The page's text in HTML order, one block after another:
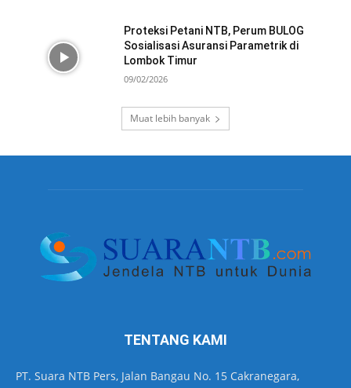
Proteksi Petani NTB, Perum BULOG
Sosialisasi Asuransi Parametrik di
Lombok Timur
09/02/2026
Muat lebih banyak
TENTANG KAMI
PT. Suara NTB Pers, Jalan Bangau No. 15 Cakranegara,